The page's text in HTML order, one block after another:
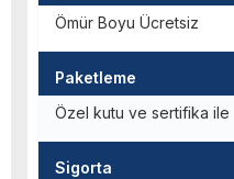
Ömür Boyu Ücretsiz
Paketleme
Özel kutu ve sertifika ile
Sigorta